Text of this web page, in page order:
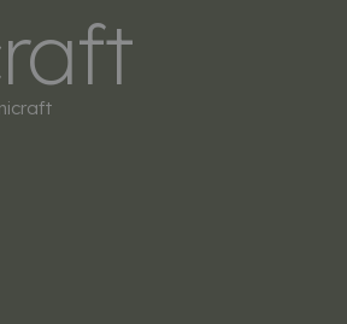
SOBRE NOSOTROS